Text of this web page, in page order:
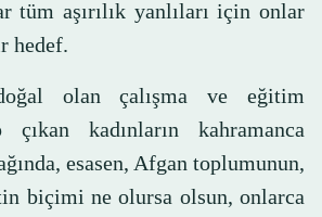
tüm aşırılık yanlıları için onlar
hedef.
olan çalışma ve eğitim
çıkan kadınların kahramanca
esasen, Afgan toplumunun,
biçimi ne olursa olsun, onlarca